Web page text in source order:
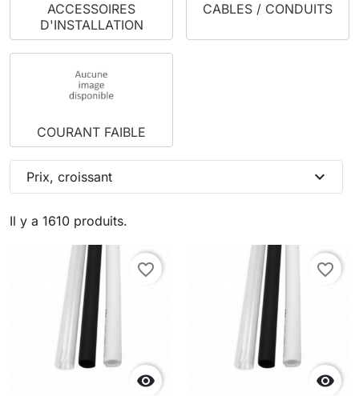
ACCESSOIRES
D'INSTALLATION
CABLES / CONDUITS
COURANT FAIBLE
Il y a 1610 produits.
Prix, croissant expand_more

favorite_border

favorite_border